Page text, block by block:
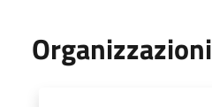
Organizzazioni